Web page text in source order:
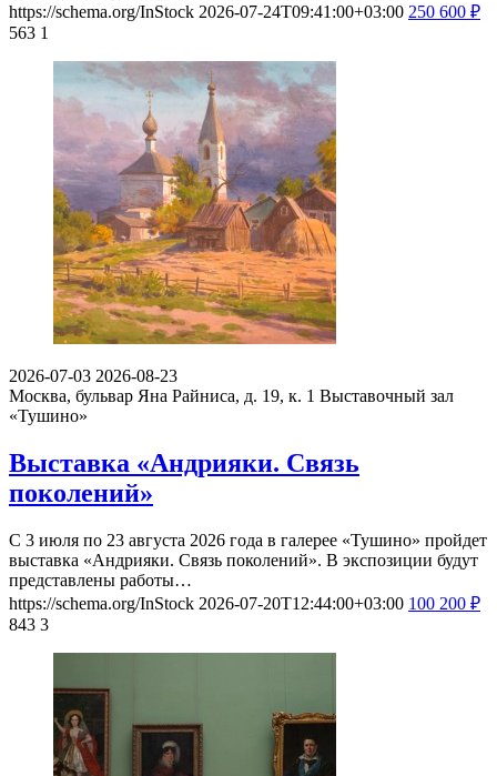
https://schema.org/InStock 2026-07-24T09:41:00+03:00 250 600 ₽
563 1
2026-07-03 2026-08-23
Москва, бульвар Яна Райниса, д. 19, к. 1 Выставочный зал
«Тушино»
Выставка «Андрияки. Связь
поколений»
С 3 июля по 23 августа 2026 года в галерее «Тушино» пройдет
выставка «Андрияки. Связь поколений». В экспозиции будут
представлены работы…
https://schema.org/InStock 2026-07-20T12:44:00+03:00 100 200 ₽
843 3